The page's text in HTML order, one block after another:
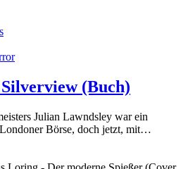
(Buch)
Julian Lawndsley war ein
Börse, doch jetzt, mit…